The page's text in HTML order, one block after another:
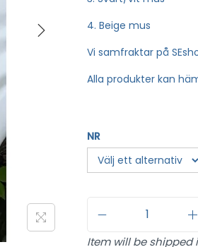
4. Beige mus
Vi samfraktar på
Alla produkter kan
NR
Item will be shipped